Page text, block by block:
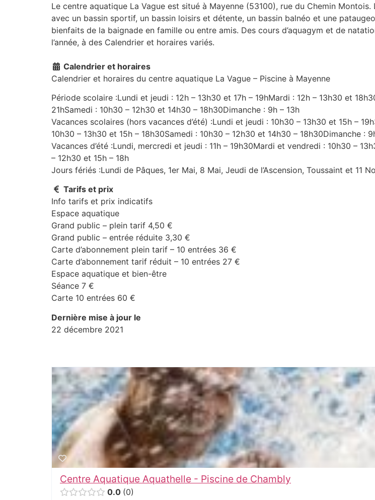
Le centre aquatique La Vague est situé à Mayenne (53100), rue du Chemin
avec un bassin sportif, un bassin loisirs et détente, un bassin balnéo et une
bienfaits de la baignade en famille ou entre amis. Des cours d’aquagym et de
l’année, à des Calendrier et horaires variés.
Calendrier et horaires
Calendrier et horaires du centre aquatique La Vague – Piscine à Mayenne
Période scolaire :Lundi et jeudi : 12h – 13h30 et 17h – 19hMardi : 12h – 13h30 et
21hSamedi : 10h30 – 12h30 et 14h30 – 18h30Dimanche : 9h – 13h
Vacances scolaires (hors vacances d’été) :Lundi et jeudi : 10h30 – 13h30 et 15h –
10h30 – 13h30 et 15h – 18h30Samedi : 10h30 – 12h30 et 14h30 – 18h30Dimanche :
Vacances d’été :Lundi, mercredi et jeudi : 11h – 19h30Mardi et vendredi : 10h30 –
– 12h30 et 15h – 18h
Jours fériés :Lundi de Pâques, 1er Mai, 8 Mai, Jeudi de l’Ascension, Toussaint et 11
Tarifs et prix
Info tarifs et prix indicatifs
Espace aquatique
Grand public – plein tarif 4,50 €
Grand public – entrée réduite 3,30 €
Carte d’abonnement plein tarif – 10 entrées 36 €
Carte d’abonnement tarif réduit – 10 entrées 27 €
Espace aquatique et bien-être
Séance 7 €
Carte 10 entrées 60 €
Dernière mise à jour le
22 décembre 2021
Centre Aquatique Aquathelle - Piscine de Chambly
0.0 0